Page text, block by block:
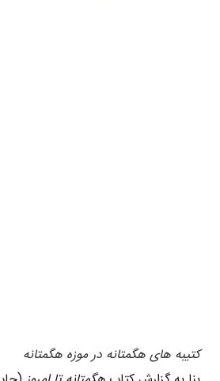
کتیبه های هگمتانه در موزه هگمتانه